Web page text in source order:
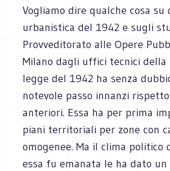
Vogliamo dire qualche cosa su
urbanistica del 1942 e sugli
Provveditorato alle Opere
Milano dagli uffici tecnici della
legge del 1942 ha senza
notevole passo innanzi
anteriori. Essa ha per prima
piani territoriali per zone con
omogenee. Ma il clima politico
essa fu emanata le ha dato un